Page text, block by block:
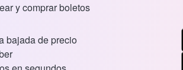
y comprar boletos
bajada de precio